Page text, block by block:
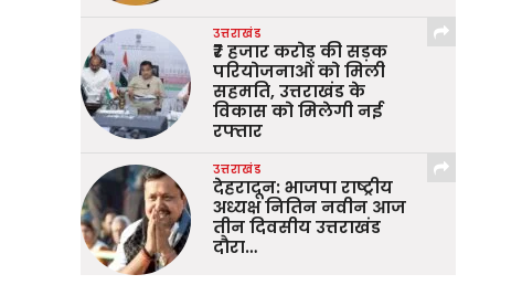
उत्तराखंड
₹7 हजार करोड़ की सड़क
परियोजनाओं को मिली
सहमति, उत्तराखंड के
विकास को मिलेगी नई
रफ्तार
उत्तराखंड
देहरादून: भाजपा राष्ट्रीय
अध्यक्ष नितिन नवीन आज
तीन दिवसीय उत्तराखंड
दौरा…